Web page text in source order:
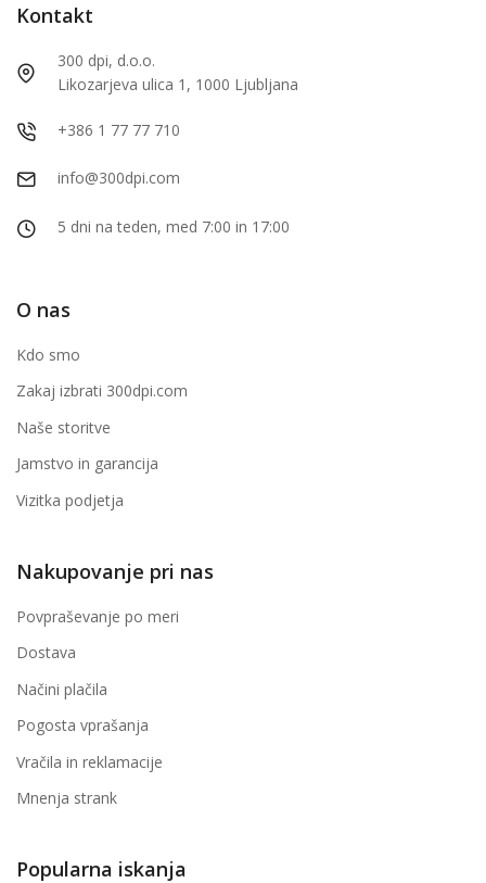
Kontakt
300 dpi, d.o.o.
Likozarjeva ulica 1, 1000 Ljubljana
+386 1 77 77 710
info@300dpi.com
5 dni na teden, med 7:00 in 17:00
O nas
Kdo smo
Zakaj izbrati 300dpi.com
Naše storitve
Jamstvo in garancija
Vizitka podjetja
Nakupovanje pri nas
Povpraševanje po meri
Dostava
Načini plačila
Pogosta vprašanja
Vračila in reklamacije
Mnenja strank
Popularna iskanja